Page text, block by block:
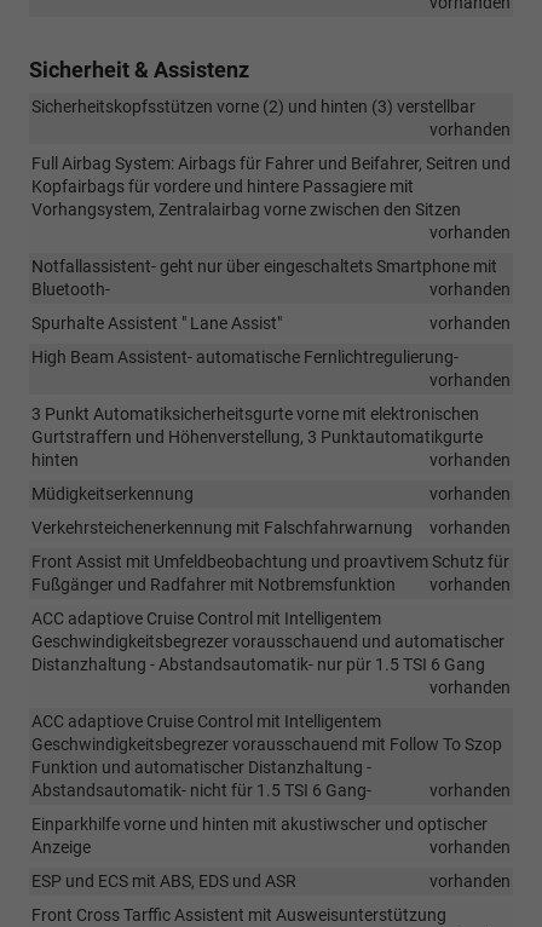
Sicherheit & Assistenz
Sicherheitskopfsstützen vorne (2) und hinten (3) verstellbar
vorhanden
Full Airbag System: Airbags für Fahrer und Beifahrer, Seitren und
Kopfairbags für vordere und hintere Passagiere mit
Vorhangsystem, Zentralairbag vorne zwischen den Sitzen
vorhanden
Notfallassistent- geht nur über eingeschaltets Smartphone mit
Bluetooth-
vorhanden
Spurhalte Assistent " Lane Assist"
vorhanden
High Beam Assistent- automatische Fernlichtregulierung-
vorhanden
3 Punkt Automatiksicherheitsgurte vorne mit elektronischen
Gurtstraffern und Höhenverstellung, 3 Punktautomatikgurte
hinten
vorhanden
Müdigkeitserkennung
vorhanden
Verkehrsteichenerkennung mit Falschfahrwarnung
vorhanden
Front Assist mit Umfeldbeobachtung und proavtivem Schutz für
Fußgänger und Radfahrer mit Notbremsfunktion
vorhanden
ACC adaptiove Cruise Control mit Intelligentem
Geschwindigkeitsbegrezer vorausschauend und automatischer
Distanzhaltung - Abstandsautomatik- nur pür 1.5 TSI 6 Gang
vorhanden
ACC adaptiove Cruise Control mit Intelligentem
Geschwindigkeitsbegrezer vorausschauend mit Follow To Szop
Funktion und automatischer Distanzhaltung -
Abstandsautomatik- nicht für 1.5 TSI 6 Gang-
vorhanden
Einparkhilfe vorne und hinten mit akustiwscher und optischer
Anzeige
vorhanden
ESP und ECS mit ABS, EDS und ASR
vorhanden
Front Cross Tarffic Assistent mit Ausweisunterstützung